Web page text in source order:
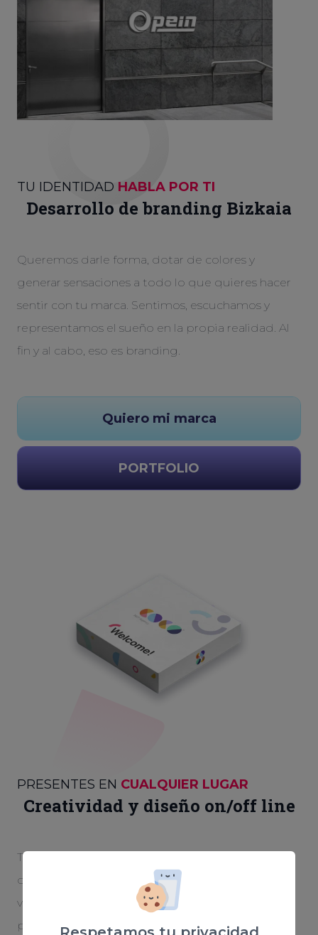
TU IDENTIDAD HABLA POR TI
Desarrollo de branding Bizkaia
Queremos darle forma, dotar de colores y
generar sensaciones a todo lo que quieres hacer
sentir con tu marca. Sentimos, escuchamos y
representamos el sueño en la propia realidad. Al
fin y al cabo, eso es branding.
Quiero mi marca
PORTFOLIO
PRESENTES EN CUALQUIER LUGAR
Creatividad y diseño on/off line
Tu marca se hará fuerte en entornos online y
offline. Preparamos a tu empresa para que sea
visitada en internet y se quede en la retina de las
personas que vean tus recursos fuera de la red.